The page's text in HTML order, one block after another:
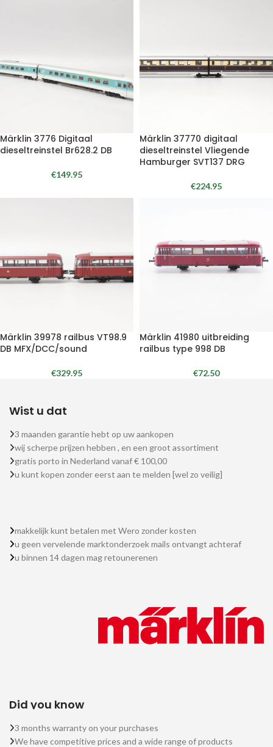
Märklin 3776 Digitaal
dieseltreinstel Br628.2 DB
€149.95
Märklin 37770 digitaal
dieseltreinstel Vliegende
Hamburger SVT137 DRG
€224.95
Märklin 39978 railbus VT98.9
DB MFX/DCC/sound
€329.95
Märklin 41980 uitbreiding
railbus type 998 DB
€72.50
Wist u dat
3 maanden garantie hebt op uw aankopen
wij scherpe prijzen hebben , en een groot assortiment
gratis porto in Nederland vanaf € 100,00
u kunt kopen zonder eerst aan te melden [wel zo veilig]
makkelijk kunt betalen met Wero zonder kosten
u geen vervelende marktonderzoek mails ontvangt achteraf
u binnen 14 dagen mag retounerenen
Did you know
3 months warranty on your purchases
We have competitive prices and a wide range of products